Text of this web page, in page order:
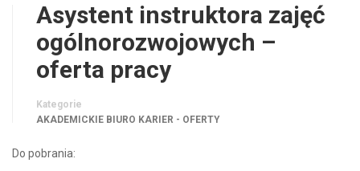
Asystent instruktora zajęć
ogólnorozwojowych –
oferta pracy
Kategorie
AKADEMICKIE BIURO KARIER - OFERTY
Do pobrania: